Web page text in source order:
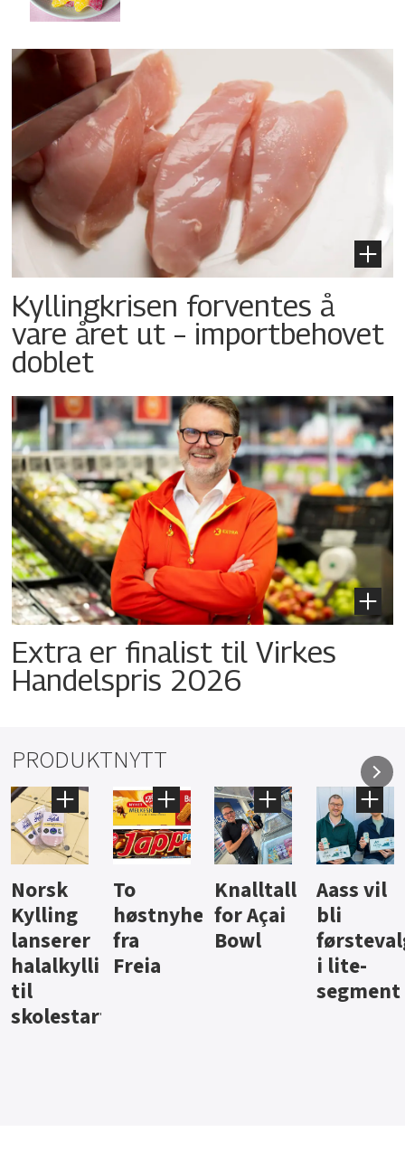
Kyllingkrisen forventes å
vare året ut – importbehovet
doblet
Extra er finalist til Virkes
Handelspris 2026
PRODUKTNYTT
Knalltall
for Açai
Bowl
Aass vil
bli
førstevalg
i lite-
Brus og
jus fra
Berentsen
Hard
iste fra
Hansa